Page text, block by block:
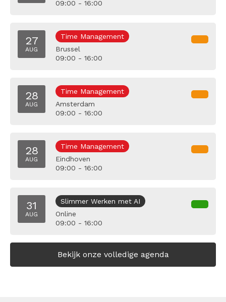
09:00 - 16:00
27
AUG
Time Management
Brussel
09:00 - 16:00
28
AUG
Time Management
Amsterdam
09:00 - 16:00
28
AUG
Time Management
Eindhoven
09:00 - 16:00
31
AUG
Slimmer Werken met AI
Online
09:00 - 16:00
Bekijk onze volledige agenda